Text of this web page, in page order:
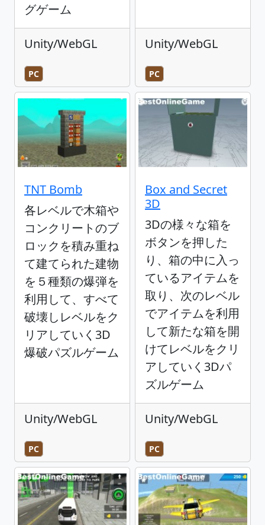
グゲーム
Unity/WebGL
PC
Unity/WebGL
PC
TNT Bomb
各レベルで木箱や
コンクリートのブ
ロックを積み重ね
て建てられた建物
を５種類の爆弾を
利用して、すべて
破壊しレベルをク
リアしていく3D
爆破パズルゲーム
Unity/WebGL
PC
Box and Secret
3D
3Dの様々な箱を
ボタンを押した
り、箱の中に入っ
ているアイテムを
取り、次のレベル
でアイテムを利用
して新たな箱を開
けてレベルをクリ
アしていく3Dパ
ズルゲーム
Unity/WebGL
PC